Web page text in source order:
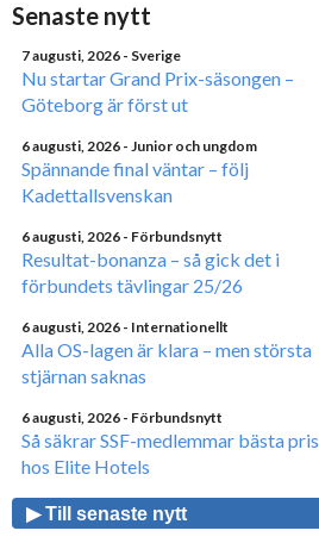
Senaste nytt
7 augusti, 2026 - Sverige
Nu startar Grand Prix-säsongen –
Göteborg är först ut
6 augusti, 2026 - Junior och ungdom
Spännande final väntar – följ
Kadettallsvenskan
6 augusti, 2026 - Förbundsnytt
Resultat-bonanza – så gick det i
förbundets tävlingar 25/26
6 augusti, 2026 - Internationellt
Alla OS-lagen är klara – men största
stjärnan saknas
6 augusti, 2026 - Förbundsnytt
Så säkrar SSF-medlemmar bästa pris
hos Elite Hotels
▶ Till senaste nytt